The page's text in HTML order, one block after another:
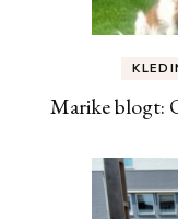
Marike blogt: